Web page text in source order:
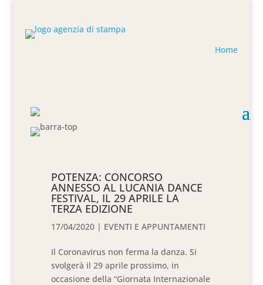
Home
POTENZA: CONCORSO
ANNESSO AL LUCANIA DANCE
FESTIVAL, IL 29 APRILE LA
TERZA EDIZIONE
17/04/2020 | EVENTI E APPUNTAMENTI
Il Coronavirus non ferma la danza. Si
svolgerà il 29 aprile prossimo, in
occasione della “Giornata Internazionale